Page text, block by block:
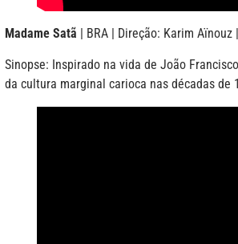
Madame Satã | BRA | Direção: Karim Aïnouz
Sinopse: Inspirado na vida de João
da cultura marginal carioca nas décadas de